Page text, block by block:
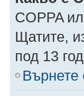
COPPA
Щатите,
под 13
Върнете